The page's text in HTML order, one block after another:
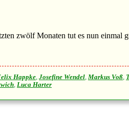
zwölf Monaten tut es nun einmal
Happke, Josefine Wendel, Markus Voß,
, Luca Harter